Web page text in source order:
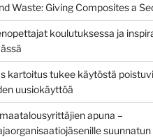
Waste: Giving Composites a
koulutuksessa ja
kartoitus tukee käytöstä
uusiokäyttöä
apuna –
suunnatun